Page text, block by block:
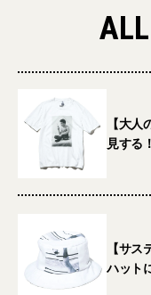
【大
見する
【サ
ハット